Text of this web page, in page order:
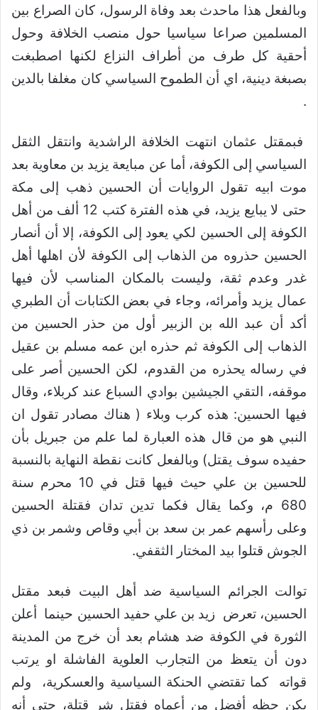
وبالفعل هذا ماحدث بعد وفاة الرسول، كان الصراع بين
المسلمين صراعا سياسيا حول منصب الخلافة وحول
أحقية كل طرف من أطراف النزاع لكنها اصطبغت
بصبغة دينية، اي أن الطموح السياسي كان مغلفا بالدين
.
فبمقتل عثمان انتهت الخلافة الراشدية وانتقل الثقل
السياسي إلى الكوفة، أما عن مبايعة يزيد بن معاوية بعد
موت ابيه تقول الروايات أن الحسين ذهب إلى مكة
حتى لا يبايع يزيد، في هذه الفترة كتب 12 ألف من أهل
الكوفة إلى الحسين لكي يعود إلى الكوفة، إلا أن أنصار
الحسين حذروه من الذهاب إلى الكوفة لأن اهلها أهل
غدر وعدم ثقة، وليست بالمكان المناسب لأن فيها
عمال يزيد وأمرائه، وجاء في بعض الكتابات أن الطبري
أكد أن عبد الله بن الزبير أول من حذر الحسين من
الذهاب إلى الكوفة ثم حذره ابن عمه مسلم بن عقيل
في رساله يحذره من القدوم، لكن الحسين أصر على
موقفه، التقي الجيشين بوادي السباع عند كربلاء، وقال
فيها الحسين: هذه كرب وبلاء ( هناك مصادر تقول ان
النبي هو من قال هذه العبارة لما علم من جبريل بأن
حفيده سوف يقتل) وبالفعل كانت نقطة النهاية بالنسبة
للحسين بن علي حيث فيها قتل في 10 محرم سنة
680 م، وكما يقال فكما تدين تدان فقتلة الحسين
وعلى رأسهم عمر بن سعد بن أبي وقاص وشمر بن ذي
الجوش قتلوا بيد المختار الثقفي.
توالت الجرائم السياسية ضد أهل البيت فبعد مقتل
الحسين، تعرض زيد بن علي حفيد الحسين حينما أعلن
الثورة في الكوفة ضد هشام بعد أن خرج من المدينة
دون أن يتعظ من التجارب العلوية الفاشلة او يرتب
قواته كما تقتضي الحنكة السياسية والعسكرية، ولم
يكن حظه أفضل من أعماه فقتل شر قتلة، حتى أنه